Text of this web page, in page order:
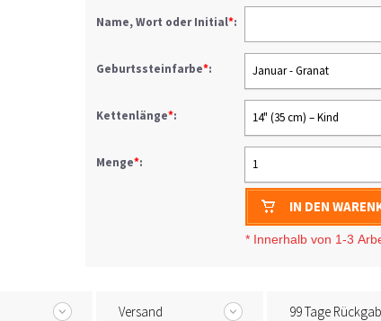
Name, Wort oder Initial*:
Geburtssteinfarbe*: Januar - Granat
Kettenlänge*: 14" (35 cm) – Kind
Menge*: 1
IN DEN
* Innerhalb von 1-3
Versand 99 Tage